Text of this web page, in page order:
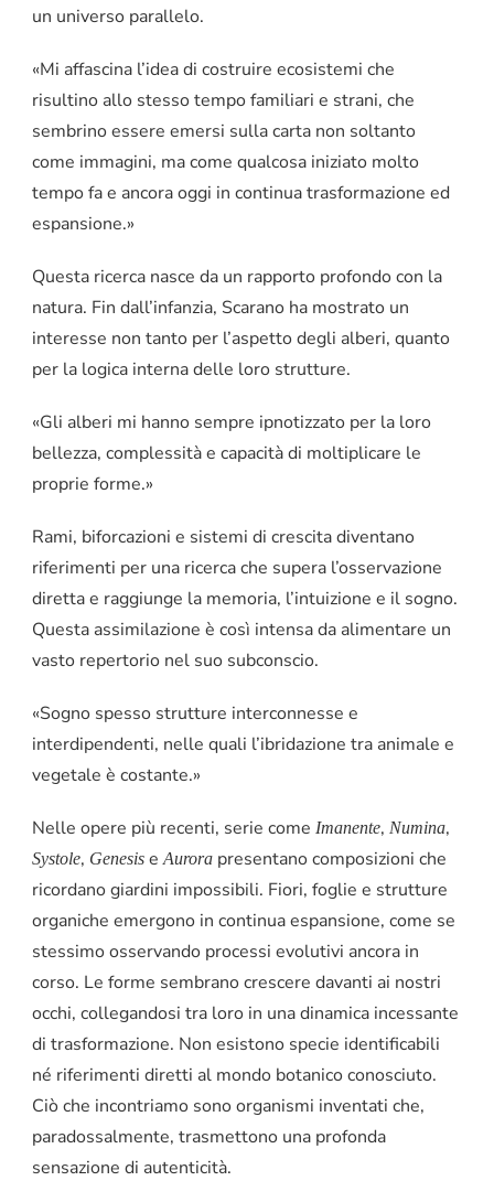
un universo parallelo.
«Mi affascina l’idea di costruire ecosistemi che
risultino allo stesso tempo familiari e strani, che
sembrino essere emersi sulla carta non soltanto
come immagini, ma come qualcosa iniziato molto
tempo fa e ancora oggi in continua trasformazione ed
espansione.»
Questa ricerca nasce da un rapporto profondo con la
natura. Fin dall’infanzia, Scarano ha mostrato un
interesse non tanto per l’aspetto degli alberi, quanto
per la logica interna delle loro strutture.
«Gli alberi mi hanno sempre ipnotizzato per la loro
bellezza, complessità e capacità di moltiplicare le
proprie forme.»
Rami, biforcazioni e sistemi di crescita diventano
riferimenti per una ricerca che supera l’osservazione
diretta e raggiunge la memoria, l’intuizione e il sogno.
Questa assimilazione è così intensa da alimentare un
vasto repertorio nel suo subconscio.
«Sogno spesso strutture interconnesse e
interdipendenti, nelle quali l’ibridazione tra animale e
vegetale è costante.»
Nelle opere più recenti, serie come Imanente, Numina,
Systole, Genesis eAurora presentano composizioni che
ricordano giardini impossibili. Fiori, foglie e strutture
organiche emergono in continua espansione, come se
stessimo osservando processi evolutivi ancora in
corso. Le forme sembrano crescere davanti ai nostri
occhi, collegandosi tra loro in una dinamica incessante
di trasformazione. Non esistono specie identificabili
né riferimenti diretti al mondo botanico conosciuto.
Ciò che incontriamo sono organismi inventati che,
paradossalmente, trasmettono una profonda
sensazione di autenticità.